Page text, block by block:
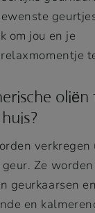
om jou en je
oliën
Ze
geurkaarsen
en